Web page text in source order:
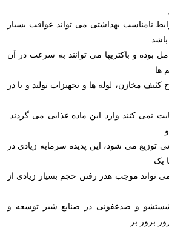
نامناسب بهداشتی می تواند عواقب بسیار
بوده و باکتریها می توانند به سرعت در آن
ها
مخازن، لوله ها و تجهیزات تولید و یا در
نمی کنند وارد این ماده غذایی می گردند.
توزیع می شود، این پدیده سرمایه زیادی در
یک
تواند موجب هدر رفتن حجم بسیار زیادی از
و ضدعفونی در صنایع شیر توسعه و
بروز بر